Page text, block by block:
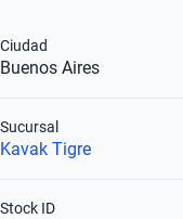
Buenos Aires
Ciudad
Kavak Tigre
Sucursal
Stock ID